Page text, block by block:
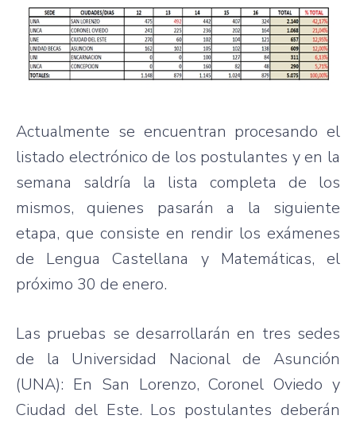
Actualmente se encuentran procesando el
listado electrónico de los postulantes y en la
semana saldría la lista completa de los
mismos, quienes pasarán a la siguiente
etapa, que consiste en rendir los exámenes
de Lengua Castellana y Matemáticas, el
próximo 30 de enero.
Las pruebas se desarrollarán en tres sedes
de la Universidad Nacional de Asunción
(UNA): En San Lorenzo, Coronel Oviedo y
Ciudad del Este. Los postulantes deberán